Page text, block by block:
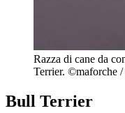
Razza di cane da
Terrier. ©maforche /
Bull Terrier